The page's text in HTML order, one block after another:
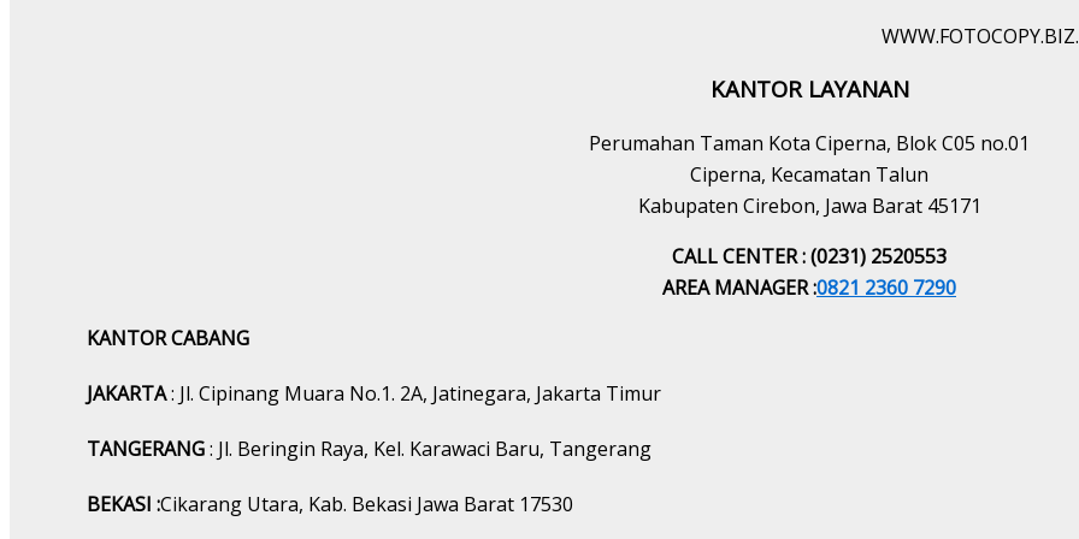
KANTOR LAYANAN
Perumahan Taman Kota Ciperna, Blok C05 no.01
Ciperna, Kecamatan Talun
Kabupaten Cirebon, Jawa Barat 45171
CALL CENTER : (0231) 2520553
AREA MANAGER :0821 2360 7290
KANTOR CABANG
JAKARTA: Jl. Cipinang Muara No.1. 2A, Jatinegara, Jakarta Timur
TANGERANG: Jl. Beringin Raya, Kel. Karawaci Baru, Tangerang
BEKASI :Cikarang Utara, Kab. Bekasi Jawa Barat 17530